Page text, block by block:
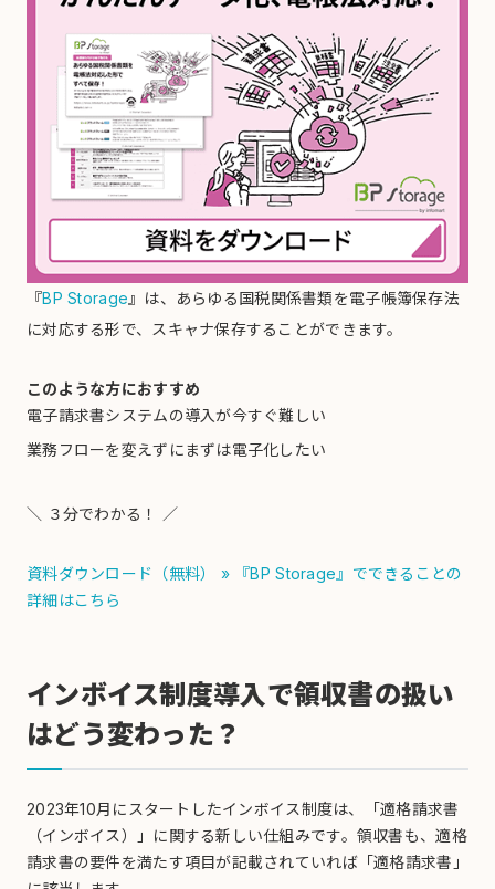
『BP Storage 』は、あらゆる国税関係書類を電子帳簿保存法
に対応する形で、 スキャナ保存することができます。
このような方におすすめ
電子請求書システムの導入が今すぐ難しい
業務フローを変えずにまずは電子化したい
＼ ３分でわかる！ ／
資料ダウンロード（無料）
» 『BP Storage』でできることの
詳細はこちら
インボイス制度導入で領収書の扱い
はどう変わった？
2023年10月にスタートしたインボイス制度は、「適格請求書
（インボイス）」に関する新しい仕組みです。領収書も、適格
請求書の要件を満たす項目が記載されていれば「適格請求書」